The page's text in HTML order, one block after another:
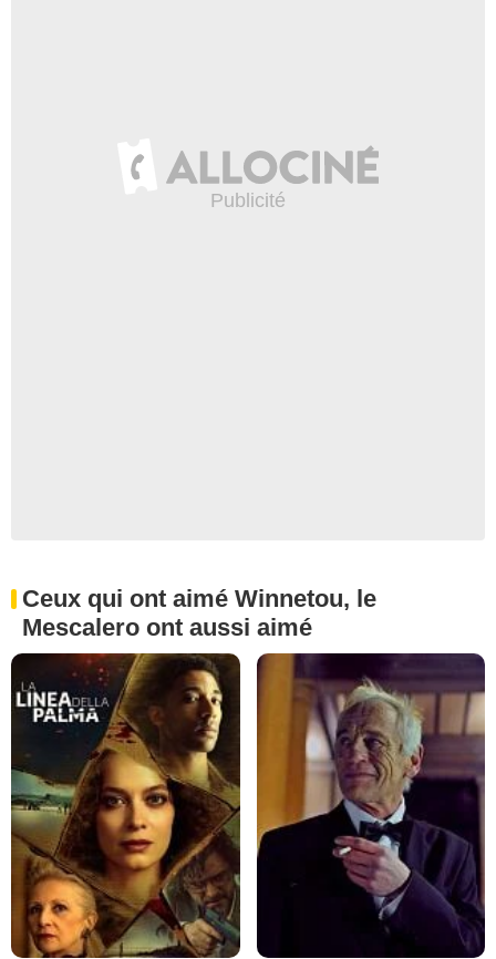
Ceux qui ont aimé Winnetou, le
Mescalero ont aussi aimé